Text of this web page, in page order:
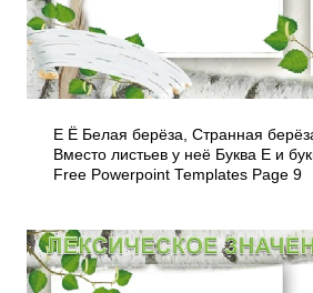
Е Ё Белая берёза, Странная
Вместо листьев у неё Буква Е и
Free Powerpoint Templates Page 9